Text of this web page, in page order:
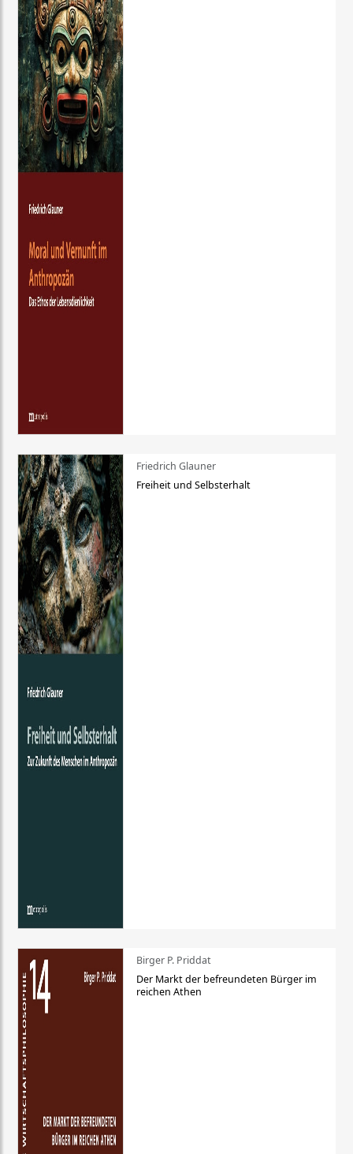
Friedrich Glauner
Freiheit und Selbsterhalt
Birger P. Priddat
Der Markt der befreundeten Bürger im
reichen Athen